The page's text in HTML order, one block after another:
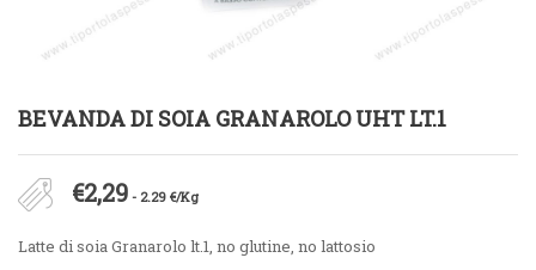
BEVANDA DI SOIA GRANAROLO UHT LT.1
€2,29 - 2.29 €/Kg
Latte di soia Granarolo lt.1, no glutine, no lattosio